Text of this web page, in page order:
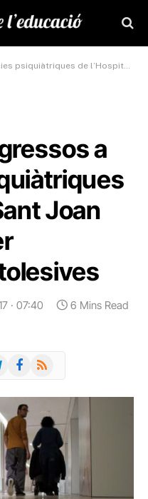
Sant Joan de Déu són per conductes autolesives
a
Joan
· 07:40 6 Mins Read
Facebook
RSS